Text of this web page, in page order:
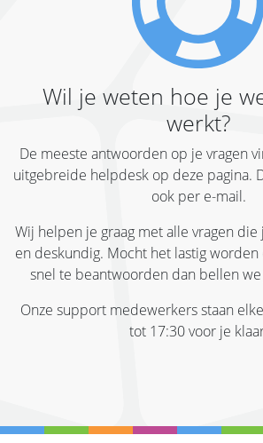
Wil je weten hoe je
werkt?
De meeste antwoorden op je vragen
uitgebreide helpdesk op deze pagina.
ook per e-mail.
Wij helpen je graag met alle vragen
en deskundig. Mocht het lastig worden
snel te beantwoorden dan bellen
Onze support medewerkers staan
tot 17:30 voor je